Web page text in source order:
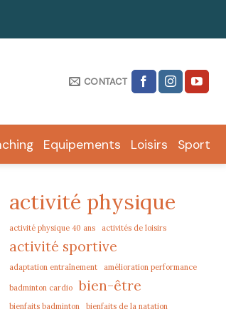
CONTACT
Equipements Loisirs Sport
activité physique
activité physique 40 ans activités de loisirs
activité sportive
adaptation entraînement amélioration performance
badminton cardio bien-être
bienfaits badminton bienfaits de la natation